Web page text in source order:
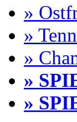
»
»
»
»
»